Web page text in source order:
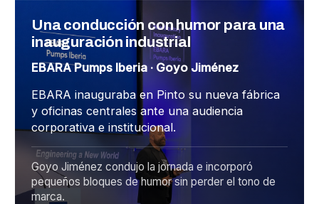
Una conducción con humor para una
inauguración industrial
EBARA Pumps Iberia · Goyo Jiménez
EBARA inauguraba en Pinto su nueva fábrica
y oficinas centrales ante una audiencia
corporativa e institucional.
Goyo Jiménez condujo la jornada e incorporó
pequeños bloques de humor sin perder el tono de
marca.